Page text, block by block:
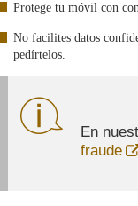
Protege tu móvil con
No facilites datos
pedírtelos.
En
fraude